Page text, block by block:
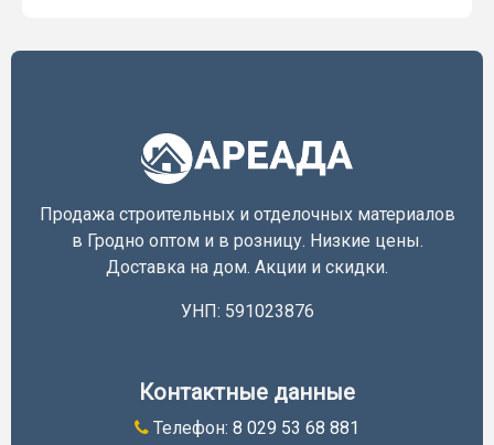
Продажа строительных и отделочных материалов
в Гродно оптом и в розницу. Низкие цены.
Доставка на дом. Акции и скидки.
УНП: 591023876
Контактные данные
Телефон: 8 029 53 68 881